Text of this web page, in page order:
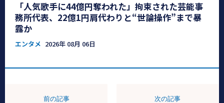
「人気歌手に44億円奪われた」拘束された芸能事
務所代表、22億1円肩代わりと“世論操作”まで暴
露か
エンタメ 2026年 08月 06日
前の記事 次の記事